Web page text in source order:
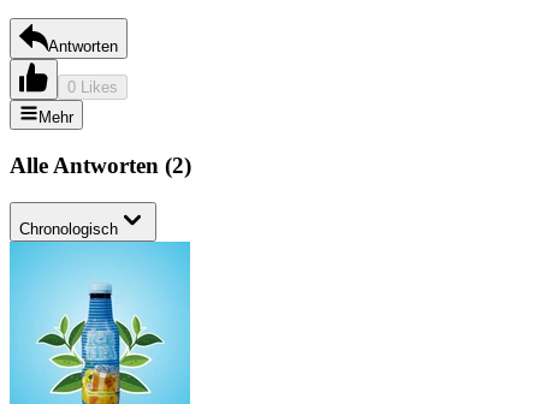
Antworten
0 Likes
Mehr
Alle Antworten (2)
Chronologisch